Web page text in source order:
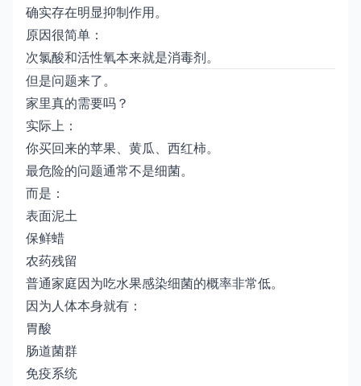
确实存在明显抑制作用。
原因很简单：
次氯酸和活性氧本来就是消毒剂。
但是问题来了。
家里真的需要吗？
实际上：
你买回来的苹果、黄瓜、西红柿。
最危险的问题通常不是细菌。
而是：
表面泥土
保鲜蜡
农药残留
普通家庭因为吃水果感染细菌的概率非常低。
因为人体本身就有：
胃酸
肠道菌群
免疫系统